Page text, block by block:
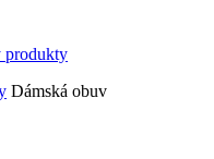
Dámská obuv